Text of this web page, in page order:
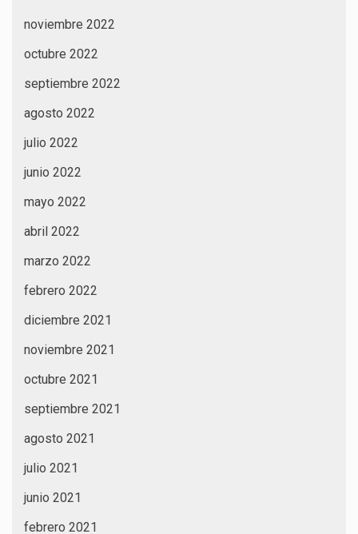
noviembre 2022
octubre 2022
septiembre 2022
agosto 2022
julio 2022
junio 2022
mayo 2022
abril 2022
marzo 2022
febrero 2022
diciembre 2021
noviembre 2021
octubre 2021
septiembre 2021
agosto 2021
julio 2021
junio 2021
febrero 2021